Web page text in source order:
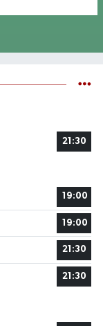
21:30
19:00
19:00
21:30
21:30